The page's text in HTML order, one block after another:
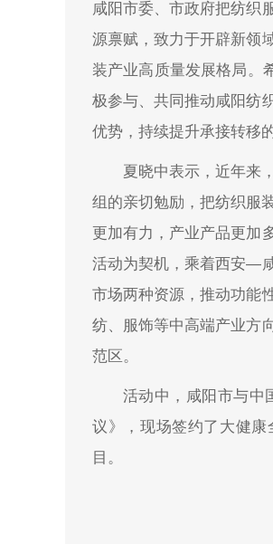
咸阳市委、市政府把纺织
源禀赋，致力于开辟新领
装产业高质量发展格局。
极参与、共同推动咸阳纺
优势，持续提升承接转移
夏晓中表示，近年来
组的亲切勉励，把纺织服
更加有力，产业产品更加
活动为契机，乘着西安—
市场两种资源，推动功能
纺、服饰等中高端产业方
范区。
活动中，咸阳市与中
议》，现场签约了大健
目。